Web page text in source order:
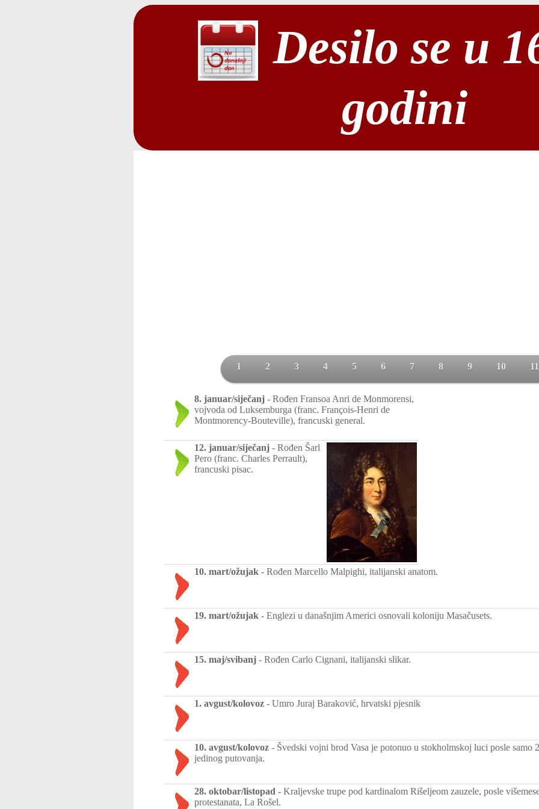
Desilo se u
godini
1 2 3 4 5 6 7 8 9 10 11
8. januar/siječanj - Rođen Fransoa Anri de Monmorensi,
vojvoda od Luksemburga (franc. François-Henri de
Montmorency-Bouteville), francuski general.
12. januar/siječanj - Rođen Šarl
Pero (franc. Charles Perrault),
francuski pisac.
10. mart/ožujak - Rođen Marcello Malpighi, italijanski anatom.
19. mart/ožujak - Englezi u današnjim Americi osnovali koloniju Masačusets.
15. maj/svibanj - Rođen Carlo Cignani, italijanski slikar.
1. avgust/kolovoz - Umro Juraj Baraković, hrvatski pjesnik
10. avgust/kolovoz - Švedski vojni brod Vasa je potonuo u stokholmskoj luci posle samo
jedinog putovanja.
28. oktobar/listopad - Kraljevske trupe pod kardinalom Rišeljeom zauzele, posle
protestanata, La Rošel.